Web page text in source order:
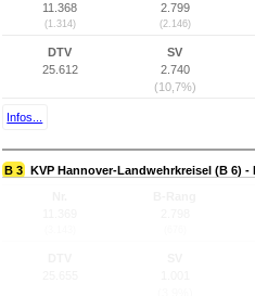
11.368
(1.314)
2.799
(2.146)
DTV
25.612
SV
2.740
(10,7%)
Infos...
B 3 KVP Hannover-Landwehrkreisel (B 6) -